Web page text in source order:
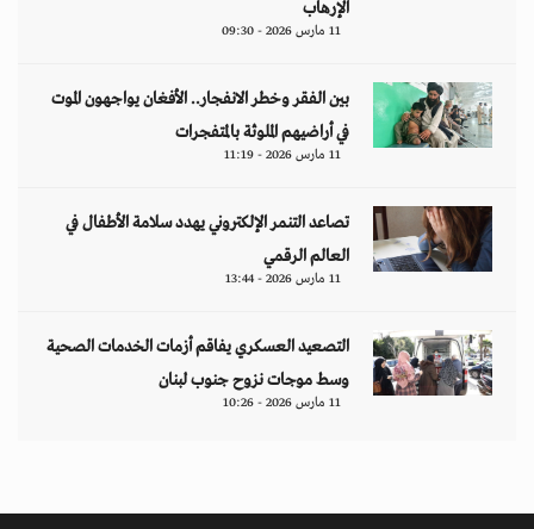
الإرهاب
11 مارس 2026 - 09:30
بين الفقر وخطر الانفجار.. الأفغان يواجهون الموت
في أراضيهم الملوثة بالمتفجرات
11 مارس 2026 - 11:19
تصاعد التنمر الإلكتروني يهدد سلامة الأطفال في
العالم الرقمي
11 مارس 2026 - 13:44
التصعيد العسكري يفاقم أزمات الخدمات الصحية
وسط موجات نزوح جنوب لبنان
11 مارس 2026 - 10:26